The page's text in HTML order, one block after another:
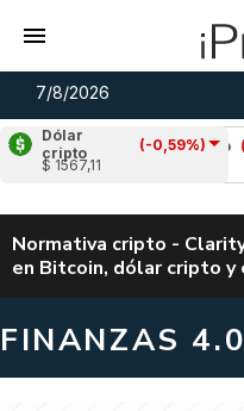
7/8/2026
Dólar
cripto
(-0,59%)
$ 1567,11
Cardano (-
Normativa cripto -
en Bitcoin, dólar cripto y
FINANZAS 4.0